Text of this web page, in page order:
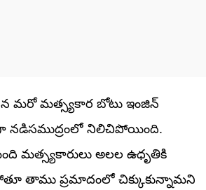
మరో మత్స్యకార బోటు ఇంజిన్
నడిసముద్రంలో నిలిచిపోయింది.
మత్స్యకారులు అలల ఉధృతికి
తాము ప్రమాదంలో చిక్కుకున్నామని